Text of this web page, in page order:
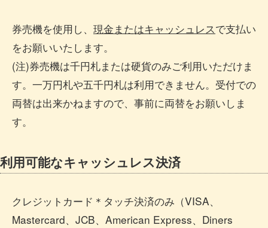
券売機を使用し、 現金またはキャッシュレスで支払い
をお願いいたします。
(注)券売機は千円札または硬貨のみご利用いただけま
す。一万円札や五千円札は利用できません。受付での
両替は出来かねますので、事前に両替をお願いしま
す。
利用可能なキャッシュレス決済
クレジットカード＊タッチ決済のみ（VISA、
Mastercard、JCB、American Express、Diners